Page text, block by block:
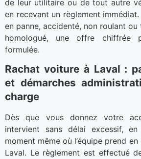
de leur utilitaire ou de tout autre
en recevant un règlement
en panne, accidenté, non roulant
homologué, une offre chiffrée
formulée.
Rachat voiture à Laval :
et démarches
charge
Dès que vous donnez votre
intervient sans délai excessif,
moment même où l’équipe prend
Laval. Le règlement est effectué